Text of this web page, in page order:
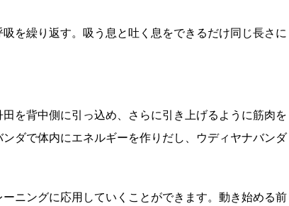
を繰り返す。吸う息と吐く息をできるだけ同じ長さに
を背中側に引っ込め、さらに引き上げるように筋肉を
ダで体内にエネルギーを作りだし、ウディヤナバンダ
ニングに応用していくことができます。動き始める前